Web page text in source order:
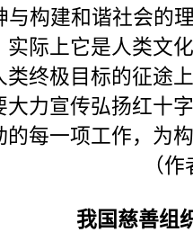
构建和谐社会的
实际上它是人类文
类终极目标的征途
大力宣传弘扬红十
的每一项工作，为
（
我国慈善组